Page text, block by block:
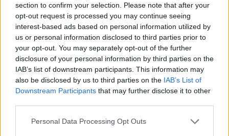
section to confirm your selection. Please note that after your
opt-out request is processed you may continue seeing
interest-based ads based on personal information utilized by
us or personal information disclosed to third parties prior to
your opt-out. You may separately opt-out of the further
disclosure of your personal information by third parties on the
IAB’s list of downstream participants. This information may
also be disclosed by us to third parties on the IAB’s List of
Downstream Participants that may further disclose it to other
Personal Data Processing Opt Outs
Inmiddels gebruik ik Tryptizol al ruim 12 jaar voor mijn
dagelijkse hoofdpijn. Na vele migraine medicijnen
geprobeerd te hebben, hoorde ik op een lezing over dit
medicijn. Schijnt onbekend te zijn waarom het kan helpen
bij hoofdpijn, mijn apotheek moet het speciaal voor mij
bestellen, maar het werkt voor mij perfect. Als ik het
vergeet te nemen heb ik de volgende dag hoofd [lees
meer...]